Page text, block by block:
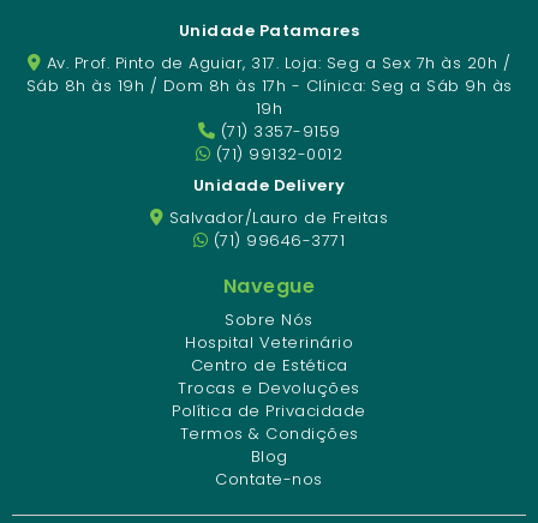
Unidade Patamares
Av. Prof. Pinto de Aguiar, 317. Loja: Seg a Sex 7h às 20h /
Sáb 8h às 19h / Dom 8h às 17h - Clínica: Seg a Sáb 9h às
19h
(71) 3357-9159
(71) 99132-0012
Unidade Delivery
Salvador/Lauro de Freitas
(71) 99646-3771
Navegue
Sobre Nós
Hospital Veterinário
Centro de Estética
Trocas e Devoluções
Política de Privacidade
Termos & Condições
Blog
Contate-nos